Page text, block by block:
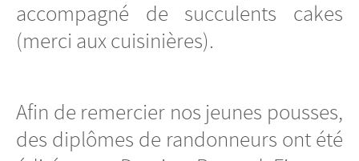
accompagné de succulents cakes
(merci aux cuisinières).
Afin de remercier nos jeunes pousses,
des diplômes de randonneurs ont été